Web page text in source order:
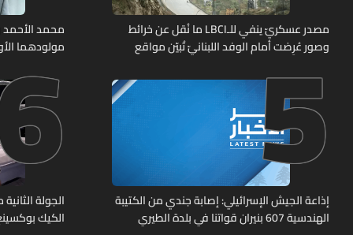
مصدر عسكريّ ينفي للـLBCI ما نُقل عن خرائط
وصور عُرِضت أمام الوفد اللبنانيّ تُبيّن مواقع
محمد
مولودهما
5
إذاعة الجيش الإسرائيلي: إصابة جندي من الكتيبة
الهندسية 607 بنيران قواتنا في بلدة الطيري
الكيك